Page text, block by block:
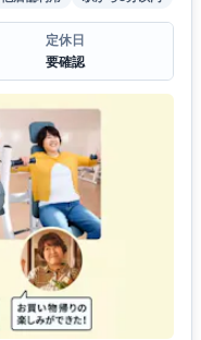
定休日
要確認